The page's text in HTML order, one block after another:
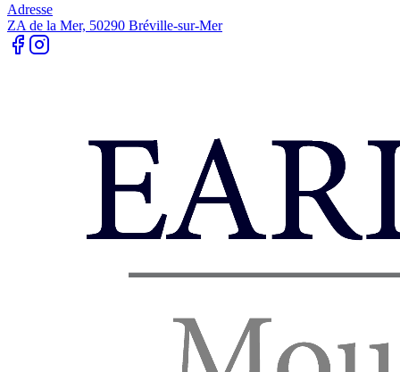
Adresse
ZA de la Mer, 50290 Bréville-sur-Mer